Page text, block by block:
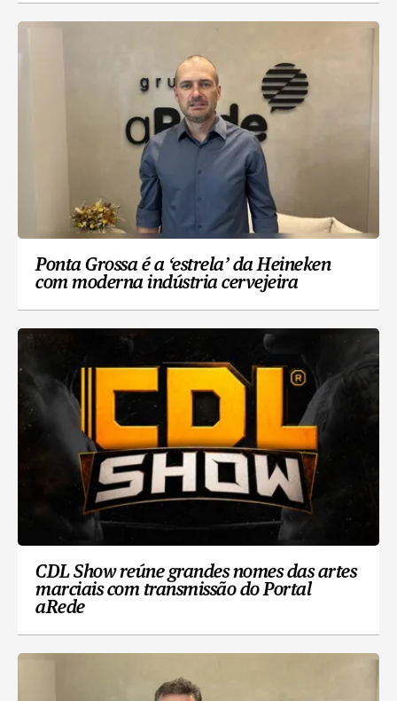
Ponta Grossa é a ‘estrela’ da Heineken
com moderna indústria cervejeira
CDL Show reúne grandes nomes das artes
marciais com transmissão do Portal
aRede